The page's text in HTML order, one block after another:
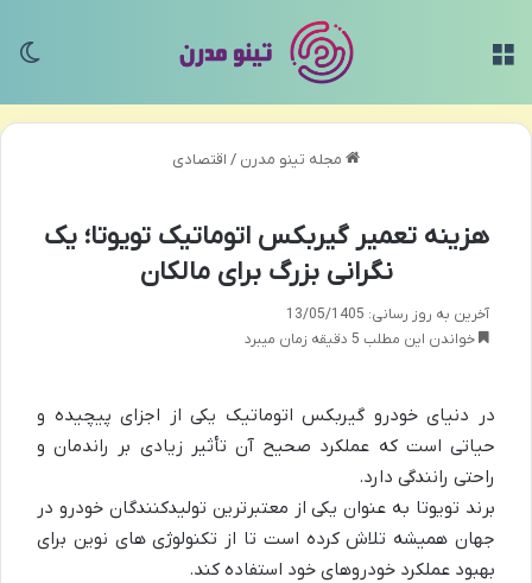
مجله تینو مدرن / اقتصادی
هزینه تعمیر گیربکس اتوماتیک تویوتا؛ یک
نگرانی بزرگ برای مالکان
آخرین به روز رسانی: 13/05/1405
خواندن این مطلب 5 دقیقه زمان میبرد
در دنیای خودرو گیربکس اتوماتیک یکی از اجزای پیچیده و
حیاتی است که عملکرد صحیح آن تأثیر زیادی بر راندمان و
راحتی رانندگی دارد.
برند تویوتا به عنوان یکی از معتبرترین تولیدکنندگان خودرو در
جهان همیشه تلاش کرده است تا از تکنولوژی های نوین برای
بهبود عملکرد خودروهای خود استفاده کند.